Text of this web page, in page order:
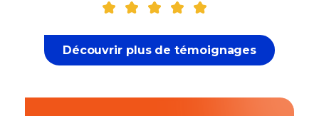
Découvrir plus de témoignages